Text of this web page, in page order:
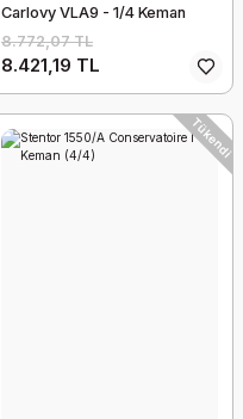
Carlovy VLA9 - 1/4 Keman
8.772,07 TL
8.421,19 TL
Tükendi